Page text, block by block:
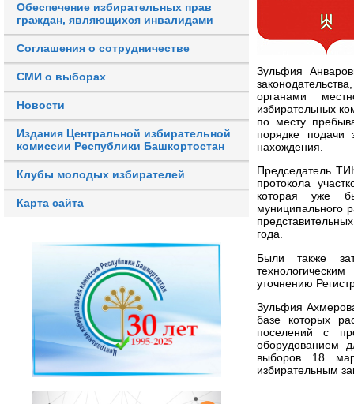
Обеспечение избирательных прав
граждан, являющихся инвалидами
Соглашения о сотрудничестве
СМИ о выборах
Новости
Издания Центральной избирательной
комиссии Республики Башкортостан
Клубы молодых избирателей
Карта сайта
Зульфия
органами
избирательных
по месту
порядке подачи
Председатель
протокола
которая уже
муниципального
года.
Были также
уточнению
Зульфия
базе которых
поселений с
оборудованием
выборов 18
избирательным